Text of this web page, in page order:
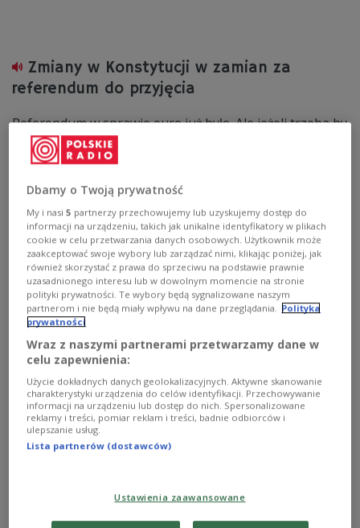
Zmiany w Konstytucji w zamian za
referendum do przyjęcia
Referendum w sprawie euro już było. Ale jeżeli trzeba by
zapłacić taką cenę za ewentualne zmiany w Konstytucji,
to ten wariant również trzeba rozważać
GOSPODARKA POLSKA Platforma Obywatelska
Unia Europejska
służba zdrowia
Po co kolejne reformy?
Jeśli się coś robi, to po coś. Muszę powiedzieć, że resort
nie ma dobrej odpowiedzi. To zresztą jest ogólna wada
Zobacz więcej na temat:edukacja Ryszard Legutko
rodzice kancelaria prezydenta
dzieci
Dbamy o Twoją prywatność
My i nasi5 partnerzy przechowujemy lub uzyskujemy dostęp do
informacji na urządzeniu, takich jak unikalne identyfikatory w plikach
cookie w celu przetwarzania danych osobowych. Użytkownik może
zaakceptować swoje wybory lub zarządzać nimi, klikając poniżej, jak
również skorzystać z prawa do sprzeciwu na podstawie prawnie
uzasadnionego interesu lub w dowolnym momencie na stronie
polityki prywatności. Te wybory będą sygnalizowane naszym
partnerom i nie będą miały wpływu na dane przeglądania. Polityka
prywatności
Wraz z naszymi partnerami przetwarzamy dane w
celu zapewnienia:
Użycie dokładnych danych geolokalizacyjnych. Aktywne skanowanie
charakterystyki urządzenia do celów identyfikacji. Przechowywanie
informacji na urządzeniu lub dostęp do nich. Spersonalizowane
reklamy i treści, pomiar reklam i treści, badnie odbiorców i
ulepszanie usług.
Lista partnerów (dostawców)
Ustawienia zaawansowane